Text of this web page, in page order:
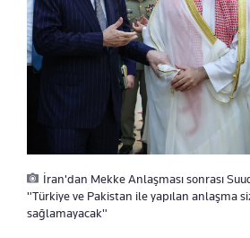
İran'dan Mekke Anlaşması sonrası
"Türkiye ve Pakistan ile yapılan anlaşma
sağlamayacak"